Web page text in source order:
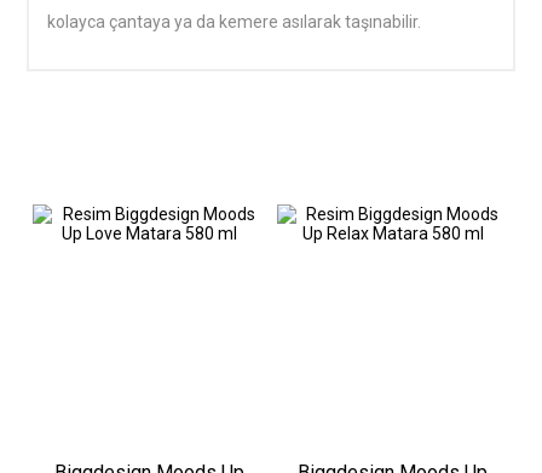
kolayca çantaya ya da kemere asılarak taşınabilir.